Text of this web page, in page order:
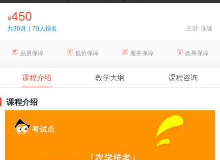
¥450
70人报名
共30讲 | 主讲: 连坡
品质保障 低价保障 服务保障 效果保障
课程介绍 教学大纲 课程咨询
课程介绍